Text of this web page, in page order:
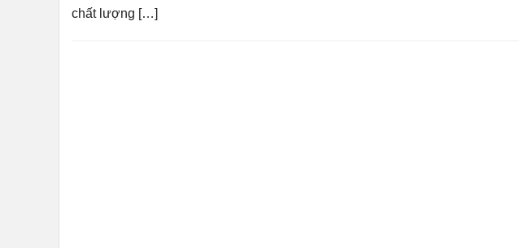
chất lượng […]